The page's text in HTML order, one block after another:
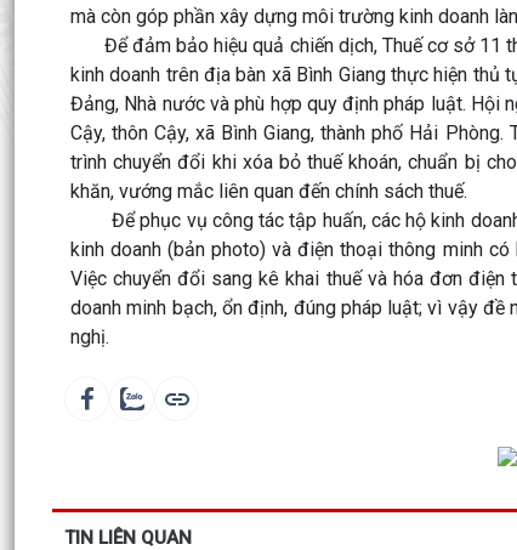
mà còn góp phần xây dựng môi trường kinh doanh
Để đảm bảo hiệu quả chiến dịch, Thuế cơ sở 11
kinh doanh trên địa bàn xã Bình Giang thực hiện
Đảng, Nhà nước và phù hợp quy định pháp luật.
Cậy, thôn Cậy, xã Bình Giang, thành phố Hải
trình chuyển đổi khi xóa bỏ thuế khoán, chuẩn bị
khăn, vướng mắc liên quan đến chính sách thuế.
Để phục vụ công tác tập huấn, các hộ kinh
kinh doanh (bản photo) và điện thoại thông minh
Việc chuyển đổi sang kê khai thuế và hóa đơn
doanh minh bạch, ổn định, đúng pháp luật; vì vậy
nghị.
TIN LIÊN QUAN